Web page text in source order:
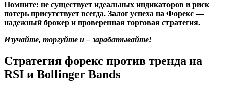
Помните: не существует идеальных индикаторов и риск
потерь присутствует всегда. Залог успеха на Форекс —
надежный брокер и проверенная торговая стратегия.
Изучайте, торгуйте и – зарабатывайте!
Стратегия форекс против тренда на
RSI и Bollinger Bands